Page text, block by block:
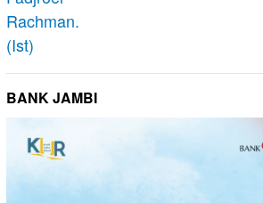
BANK JAMBI